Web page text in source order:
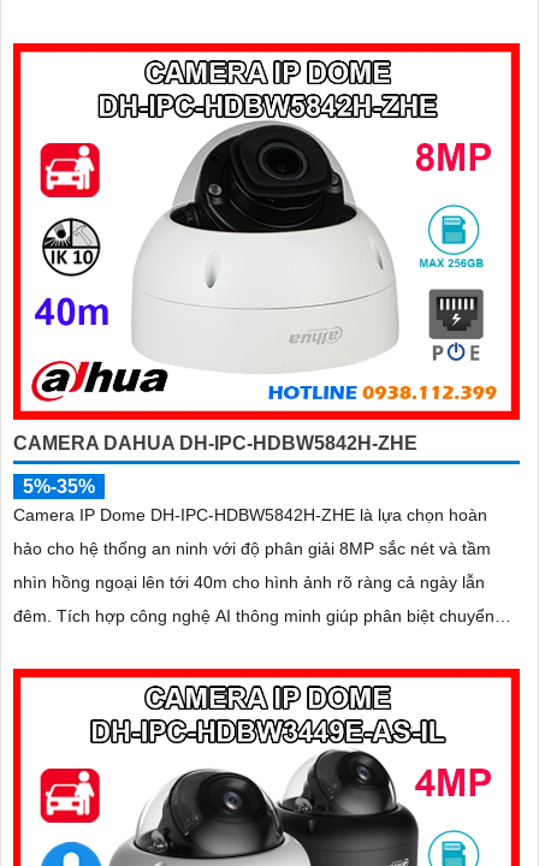
giúp nâng cao hiệu quả quản lý và an ninh cho mọi không gian
CAMERA DAHUA DH-IPC-HDBW5842H-ZHE
5%-35%
Camera IP Dome DH-IPC-HDBW5842H-ZHE là lựa chọn hoàn
hảo cho hệ thống an ninh với độ phân giải 8MP sắc nét và tầm
nhìn hồng ngoại lên tới 40m cho hình ảnh rõ ràng cả ngày lẫn
đêm. Tích hợp công nghệ AI thông minh giúp phân biệt chuyển
khe cắm thẻ nhớ 256GB lưu trữ lâu dài, hỗ trợ POE tiện lợi và
mức giá phải chăng